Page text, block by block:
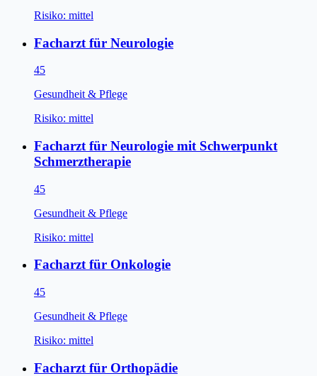
Risiko: mittel
Facharzt für Neurologie
45
Gesundheit & Pflege
Risiko: mittel
Facharzt für Neurologie mit Schwerpunkt
Schmerztherapie
45
Gesundheit & Pflege
Risiko: mittel
Facharzt für Onkologie
45
Gesundheit & Pflege
Risiko: mittel
Facharzt für Orthopädie